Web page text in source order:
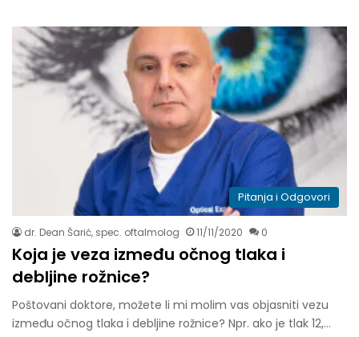
Pitanja i Odgovori
dr. Dean Šarić, spec. oftalmolog 11/11/2020 0
Koja je veza između očnog tlaka i
debljine rožnice?
Poštovani doktore, možete li mi molim vas objasniti vezu
između očnog tlaka i debljine rožnice? Npr. ako je tlak 12,…